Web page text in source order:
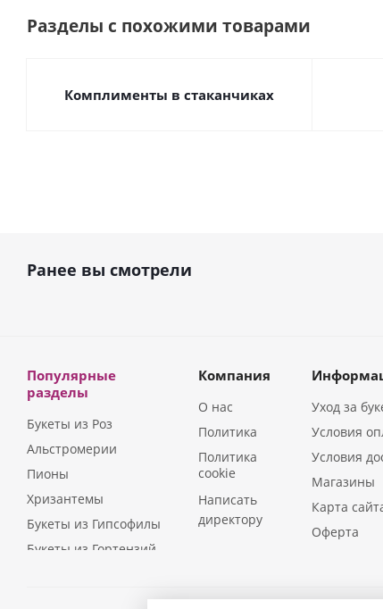
Разделы с похожими товарами
Комплименты в стаканчиках
Ранее вы смотрели
Популярные
разделы
Букеты из Роз
Альстромерии
Пионы
Хризантемы
Букеты из Гипсофилы
Букеты из Гортензий
Компания
О нас
Политика
Политика
cookie
Написать
директору
Уход за
Условия
Условия
Магазины
Карта
Оферта